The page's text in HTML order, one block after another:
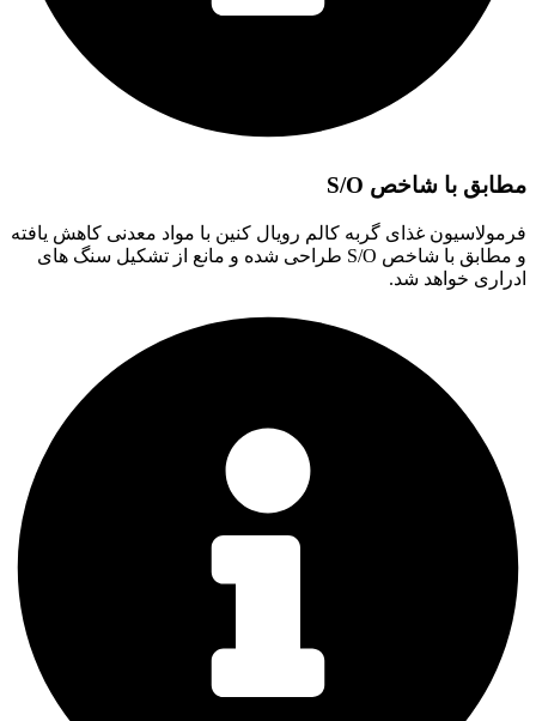
مطابق با شاخص S/O
فرمولاسیون غذای گربه کالم رویال کنین با مواد معدنی کاهش یافته
و مطابق با شاخص S/O طراحی شده و مانع از تشکیل سنگ های
ادراری خواهد شد.